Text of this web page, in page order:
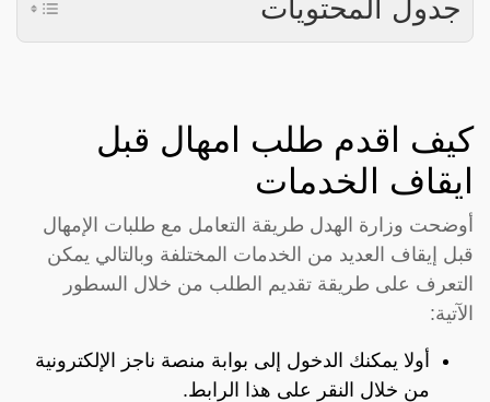
جدول المحتويات
كيف اقدم طلب امهال قبل
ايقاف الخدمات
أوضحت وزارة الهدل طريقة التعامل مع طلبات الإمهال
قبل إيقاف العديد من الخدمات المختلفة وبالتالي يمكن
التعرف على طريقة تقديم الطلب من خلال السطور
الآتية:
أولا يمكنك الدخول إلى بوابة منصة ناجز الإلكترونية
من خلال النقر على هذا الرابط.